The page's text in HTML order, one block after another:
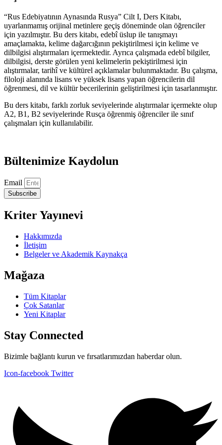
“Rus Edebiyatının Aynasında Rusya” Cilt I, Ders Kitabı,
uyarlanmamış orijinal metinlere geçiş döneminde olan öğrenciler
için yazılmıştır. Bu ders kitabı, edebî üslup ile tanışmayı
amaçlamakta, kelime dağarcığının pekiştirilmesi için kelime ve
dilbilgisi alıştırmaları içermektedir. Ayrıca çalışmada edebî bilgiler,
dilbilgisi, derste görülen yeni kelimelerin pekiştirilmesi için
alıştırmalar, tarihî ve kültürel açıklamalar bulunmaktadır. Bu çalışma,
filoloji alanında lisans ve yüksek lisans yapan öğrencilerin dil
öğrenmesi, dil ve kültür becerilerinin geliştirilmesi için tasarlanmıştır.
Bu ders kitabı, farklı zorluk seviyelerinde alıştırmalar içermekte olup
А2, В1, В2 seviyelerinde Rusça öğrenmiş öğrenciler ile sınıf
çalışmaları için kullanılabilir.
Bültenimize Kaydolun
Email
Subscribe
Kriter Yayınevi
Hakkımızda
İletişim
Belgeler ve Akademik Kaynakça
Mağaza
Tüm Kitaplar
Çok Satanlar
Yeni Kitaplar
Stay Connected
Bizimle bağlantı kurun ve fırsatlarımızdan haberdar olun.
Icon-facebook Twitter